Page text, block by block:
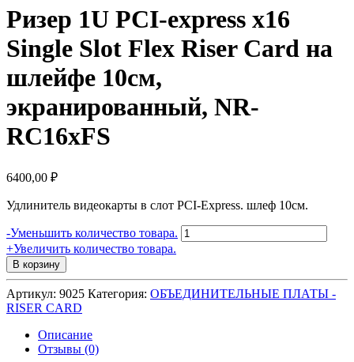
Ризер 1U PCI-express x16
Single Slot Flex Riser Card на
шлейфе 10см,
экранированный, NR-
RC16xFS
6400,00 ₽
Удлинитель видеокарты в слот PCI-Express. шлеф 10см.
-Уменьшить количество товара. Количество
товара
PCI-
express
+Увеличить количество товара.
В корзину
Артикул: 9025 Категория: ОБЪЕДИНИТЕЛЬНЫЕ ПЛАТЫ -
RISER CARD
Описание
Отзывы (0)